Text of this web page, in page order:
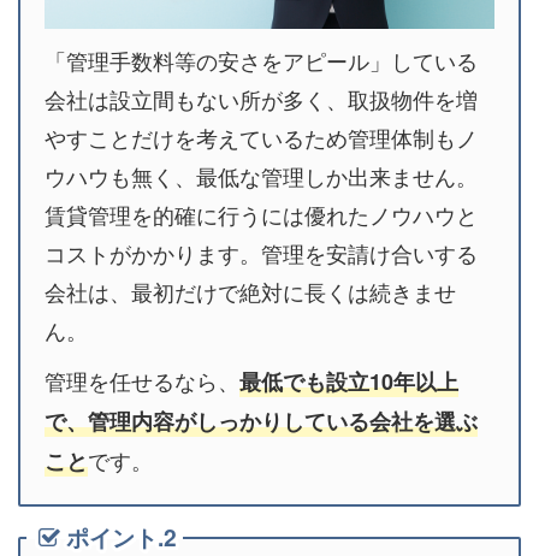
「管理手数料等の安さをアピール」している
会社は設立間もない所が多く、取扱物件を増
やすことだけを考えているため管理体制もノ
ウハウも無く、最低な管理しか出来ません。
賃貸管理を的確に行うには優れたノウハウと
コストがかかります。管理を安請け合いする
会社は、最初だけで絶対に長くは続きませ
ん。
管理を任せるなら、 最低でも設立10年以上
で、管理内容がしっかりしている会社を選ぶ
ことです。
ポイント.2